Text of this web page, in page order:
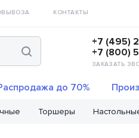
КОНТАКТЫ
+7 (495)
+7 (800)
ЗАКАЗАТЬ
Торшеры
до 70%